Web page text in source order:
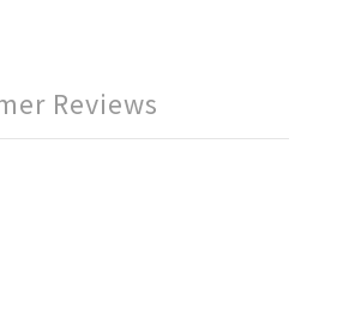
Reviews